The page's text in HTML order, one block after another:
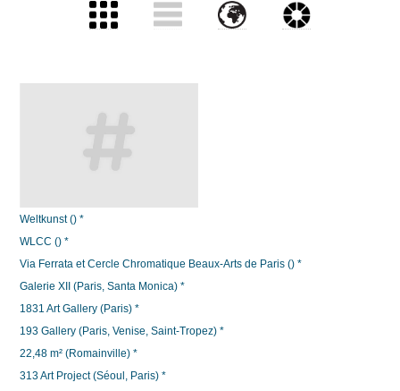
Weltkunst () *
WLCC () *
Via Ferrata et Cercle Chromatique Beaux-Arts de Paris () *
Galerie XII (Paris, Santa Monica) *
1831 Art Gallery (Paris) *
193 Gallery (Paris, Venise, Saint-Tropez) *
22,48 m² (Romainville) *
313 Art Project (Séoul, Paris) *